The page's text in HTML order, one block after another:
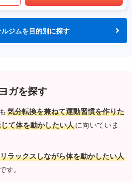
ジムを目的別に探す
ガを探す
気分転換を兼ねて運動習慣を作りた
て体を動かしたい人に向いていま
リラックスしながら体を動かしたい人
す。